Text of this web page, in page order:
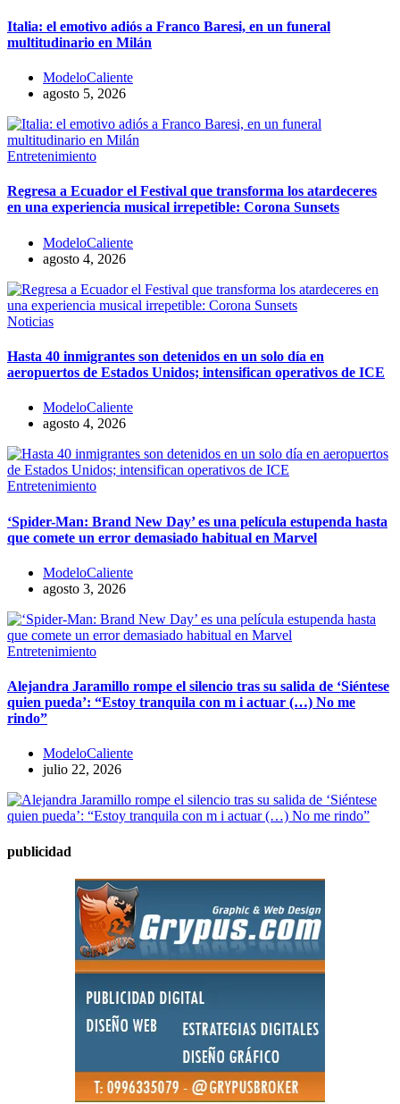
Italia: el emotivo adiós a Franco Baresi, en un funeral
multitudinario en Milán
ModeloCaliente
agosto 5, 2026
Entretenimiento
Regresa a Ecuador el Festival que transforma los atardeceres
en una experiencia musical irrepetible: Corona Sunsets
ModeloCaliente
agosto 4, 2026
Noticias
Hasta 40 inmigrantes son detenidos en un solo día en
aeropuertos de Estados Unidos; intensifican operativos de ICE
ModeloCaliente
agosto 4, 2026
Entretenimiento
‘Spider-Man: Brand New Day’ es una película estupenda hasta
que comete un error demasiado habitual en Marvel
ModeloCaliente
agosto 3, 2026
Entretenimiento
​Alejandra Jaramillo rompe el silencio tras su salida de ‘Siéntese
quien pueda’: “Estoy tranquila con m i actuar (…) No me
rindo”
ModeloCaliente
julio 22, 2026
publicidad